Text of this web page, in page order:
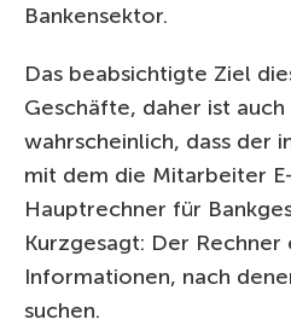
Bankensektor.
Das beabsichtigte Ziel
Geschäfte, daher ist auch
wahrscheinlich, dass der
mit dem die Mitarbeiter
Hauptrechner für
Kurzgesagt: Der Rechner
Informationen, nach
suchen.